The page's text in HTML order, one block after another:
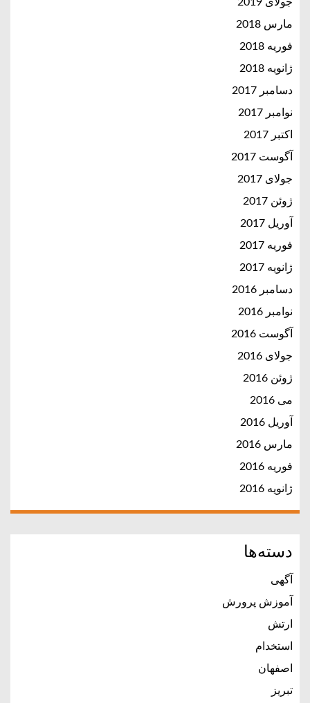
مارس 2018
فوریه 2018
ژانویه 2018
دسامبر 2017
نوامبر 2017
اکتبر 2017
آگوست 2017
جولای 2017
ژوئن 2017
آوریل 2017
فوریه 2017
ژانویه 2017
دسامبر 2016
نوامبر 2016
آگوست 2016
جولای 2016
ژوئن 2016
می 2016
آوریل 2016
مارس 2016
فوریه 2016
ژانویه 2016
دسته‌ها
آگهی
آموزش پرورش
ارتش
استخدام
اصفهان
تبریز